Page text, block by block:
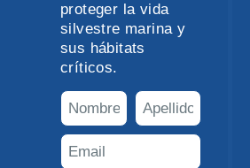
proteger la vida
silvestre marina y
sus hábitats
críticos.